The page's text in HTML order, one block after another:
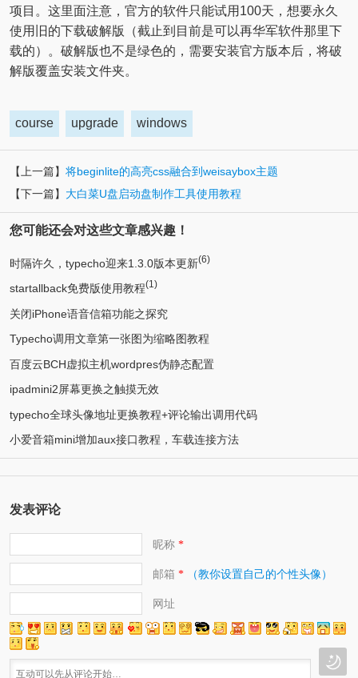
项目。这里面注意，官方的软件只能试用100天，想要永久
使用旧的下载破解版（截止到目前是可以再华军软件那里下
载的）。破解版也不是绿色的，需要安装官方版本后，将破
解版覆盖安装文件夹。
course upgrade windows
【上一篇】 将beginlite的高亮css融合到weisaybox主题
【下一篇】 大白菜U盘启动盘制作工具使用教程
您可能还会对这些文章感兴趣！
时隔许久，typecho迎来1.3.0版本更新(6)
startallback免费版使用教程(1)
关闭iPhone语音信箱功能之探究
Typecho调用文章第一张图为缩略图教程
百度云BCH虚拟主机wordpres伪静态配置
ipadmini2屏幕更换之触摸无效
typecho全球头像地址更换教程+评论输出调用代码
小爱音箱mini增加aux接口教程，车载连接方法
发表评论
昵称*
邮箱 * （教你设置自己的个性头像）
网址